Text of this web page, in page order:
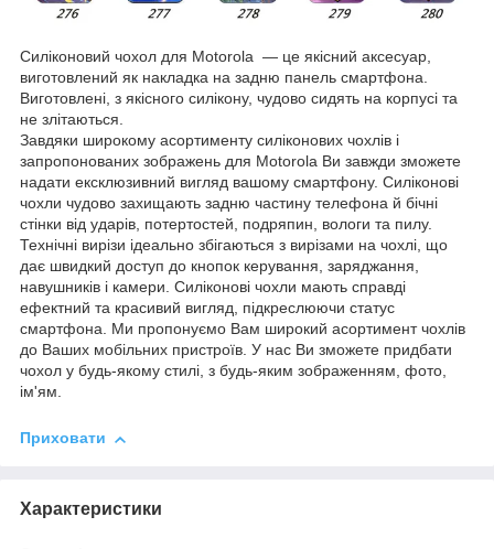
Силіконовий чохол для Motorola — це якісний аксесуар,
виготовлений як накладка на задню панель смартфона.
Виготовлені, з якісного силікону, чудово сидять на корпусі та
не злітаються.
Завдяки широкому асортименту силіконових чохлів і
запропонованих зображень для Motorola Ви завжди зможете
надати ексклюзивний вигляд вашому смартфону. Силіконові
чохли чудово захищають задню частину телефона й бічні
стінки від ударів, потертостей, подряпин, вологи та пилу.
Технічні вирізи ідеально збігаються з вирізами на чохлі, що
дає швидкий доступ до кнопок керування, заряджання,
навушників і камери. Силіконові чохли мають справді
ефектний та красивий вигляд, підкреслюючи статус
смартфона. Ми пропонуємо Вам широкий асортимент чохлів
до Ваших мобільних пристроїв. У нас Ви зможете придбати
чохол у будь-якому стилі, з будь-яким зображенням, фото,
ім'ям.
Приховати
Характеристики